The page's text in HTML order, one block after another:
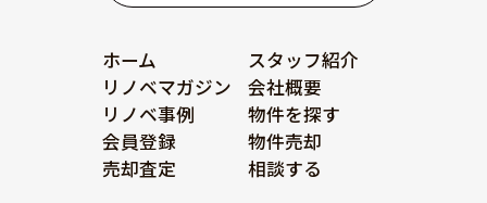
ホーム
スタッフ紹介
リノベマガジン
会社概要
リノベ事例
物件を探す
会員登録
物件売却
売却査定
相談する